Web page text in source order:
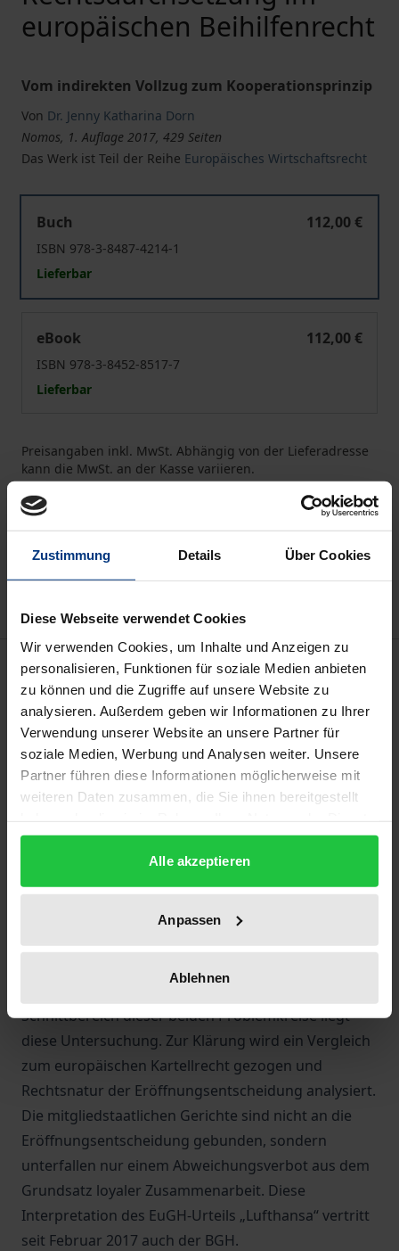
Zustimmung Details Über Cookies
Diese Webseite verwendet Cookies
Wir verwenden Cookies, um Inhalte und Anzeigen zu
personalisieren, Funktionen für soziale Medien anbieten
zu können und die Zugriffe auf unsere Website zu
analysieren. Außerdem geben wir Informationen zu Ihrer
Verwendung unserer Website an unsere Partner für
soziale Medien, Werbung und Analysen weiter. Unsere
Partner führen diese Informationen möglicherweise mit
weiteren Daten zusammen, die Sie ihnen bereitgestellt
gesammelt haben.
Alle akzeptieren
Anpassen
Ablehnen
europäischen Beihilfenrecht
Vom indirekten Vollzug zum Kooperationsprinzip
Von Dr. Jenny Katharina Dorn
Nomos, 1. Auflage 2017, 429 Seiten
Das Werk ist Teil der Reihe Europäisches Wirtschaftsrecht
Buch
112,00 €
ISBN 978-3-8487-4214-1
Lieferbar
eBook
112,00 €
ISBN 978-3-8452-8517-7
Lieferbar
Preisangaben inkl. MwSt. Abhängig von der Lieferadresse
kann die MwSt. an der Kasse variieren.
Zur Wunschliste hinzufügen
Beschreibung
Ob mitgliedstaatliche Gerichte an die Einordnung
einer Maßnahme als Beihilfe seitens der EU-
Kommission in ihrer Eröffnungsentscheidung
gebunden sind, betrifft zwei Problemkreise: Zum
administrativer Rechtsdurchsetzung - auf das
Durchführungsverbot (Art. 108 Abs. 3 S. 3 AEUV)
gestützte Konkurrentenklagen sind Teil der privaten
Rechtsdurchsetzung -, zum anderen die Einordnung
Schnittbereich dieser beiden Problemkreise liegt
diese Untersuchung. Zur Klärung wird ein Vergleich
zum europäischen Kartellrecht gezogen und
Rechtsnatur der Eröffnungsentscheidung analysiert.
Die mitgliedstaatlichen Gerichte sind nicht an die
Eröffnungsentscheidung gebunden, sondern
unterfallen nur einem Abweichungsverbot aus dem
Grundsatz loyaler Zusammenarbeit. Diese
Interpretation des EuGH-Urteils „Lufthansa“ vertritt
seit Februar 2017 auch der BGH.